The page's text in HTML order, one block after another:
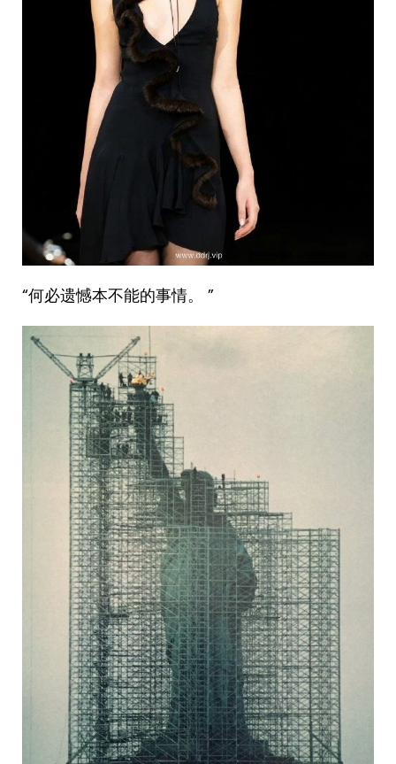
“何必遗憾本不能的事情。 ” ​​​